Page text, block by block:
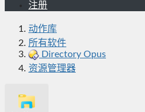
注册
动作库
所有软件
Directory Opus
资源管理器